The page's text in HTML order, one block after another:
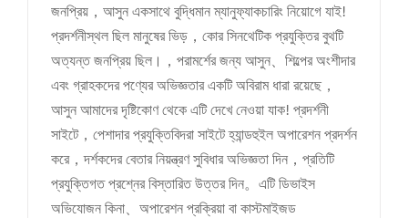
জনপ্রিয়，আসুন একসাথে বুদ্ধিমান ম্যানুফ্যাকচারিং নিয়োগে যাই!
প্রদর্শনীস্থল ছিল মানুষের ভিড়，কোর সিনথেটিক প্রযুক্তির বুথটি
অত্যন্ত জনপ্রিয় ছিল।，পরামর্শের জন্য আসুন、শিল্পের অংশীদার
এবং গ্রাহকদের পণ্যের অভিজ্ঞতার একটি অবিরাম ধারা রয়েছে，
আসুন আমাদের দৃষ্টিকোণ থেকে এটি দেখে নেওয়া যাক! প্রদর্শনী
সাইটে，পেশাদার প্রযুক্তিবিদরা সাইটে হ্যান্ডহুইল অপারেশন প্রদর্শন
করে，দর্শকদের বেতার নিয়ন্ত্রণ সুবিধার অভিজ্ঞতা দিন，প্রতিটি
প্রযুক্তিগত প্রশ্নের বিস্তারিত উত্তর দিন。এটি ডিভাইস
অভিযোজন কিনা、অপারেশন প্রক্রিয়া বা কাস্টমাইজড